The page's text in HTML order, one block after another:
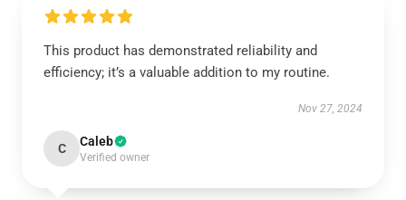
This product has demonstrated reliability and
efficiency; it’s a valuable addition to my routine.
Nov 27, 2024
C Caleb
Verified owner